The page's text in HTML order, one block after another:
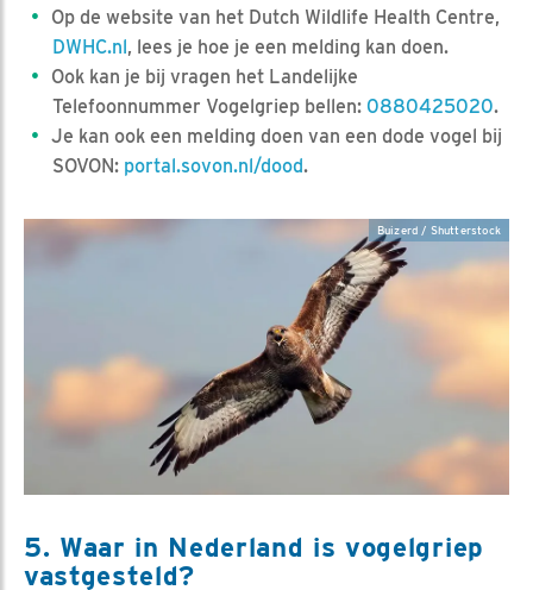
Op de website van het Dutch Wildlife Health Centre,
DWHC.nl, lees je hoe je een melding kan doen.
Ook kan je bij vragen het Landelijke
Telefoonnummer Vogelgriep bellen: 0880425020.
Je kan ook een melding doen van een dode vogel bij
SOVON: portal.sovon.nl/dood.
Buizerd / Shutterstock
5. Waar in Nederland is vogelgriep
vastgesteld?